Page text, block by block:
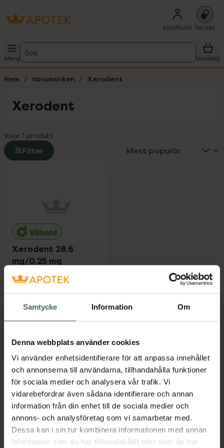
Samtycke Information Om
Denna webbplats använder cookies
Vi använder enhetsidentifierare för att anpassa innehållet
och annonserna till användarna, tillhandahålla funktioner
för sociala medier och analysera vår trafik. Vi
vidarebefordrar även sådana identifierare och annan
information från din enhet till de sociala medier och
annons- och analysföretag som vi samarbetar med.
Dessa kan i sin tur kombinera informationen med annan
information som du har tillhandahållit eller som de har
Kundklubb Recept
Meny
Sök
Varukorg
Hem Varumärken Xerodent
Xerodent
Visar 1 produkt
Filter
Xerodent 28,6
mg/0,25 mg
Kombinationer,
Mer info
Kronans Apotek finns här för dig. Du hittar oss från Skåne i
syd till Lappland i norr, och online i mobilen och på
datorn. Oavsett vem du är så är det vårt uppdrag att
hjälpa just dig att må lite bättre. Välkommen att prata